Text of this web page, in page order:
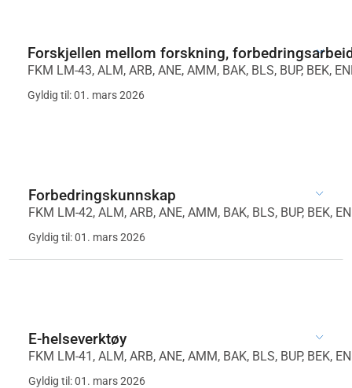
Forskjellen mellom forskning,
FKM LM-43, ALM, ARB, ANE, AMM, BAK, BLS, BUP, BEK,
Gyldig til: 01. mars 2026
Forbedringskunnskap
FKM LM-42, ALM, ARB, ANE, AMM, BAK, BLS, BUP, BEK,
Gyldig til: 01. mars 2026
E-helseverktøy
FKM LM-41, ALM, ARB, ANE, AMM, BAK, BLS, BUP, BEK,
Gyldig til: 01. mars 2026